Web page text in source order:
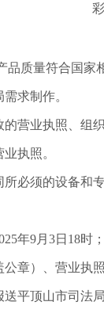
品质量符合国家
求制作。
的营业执照、组
执照。
必须的设备和
年9月3日18时；
公章）、营业执
平顶山市司法局